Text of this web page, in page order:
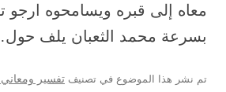
معاه إلى قبره ويسامحوه ارجو
بسرعة محمد الثعبان يلف
تم نشر هذا الموضوع في تصنيف تفسير ومعاني